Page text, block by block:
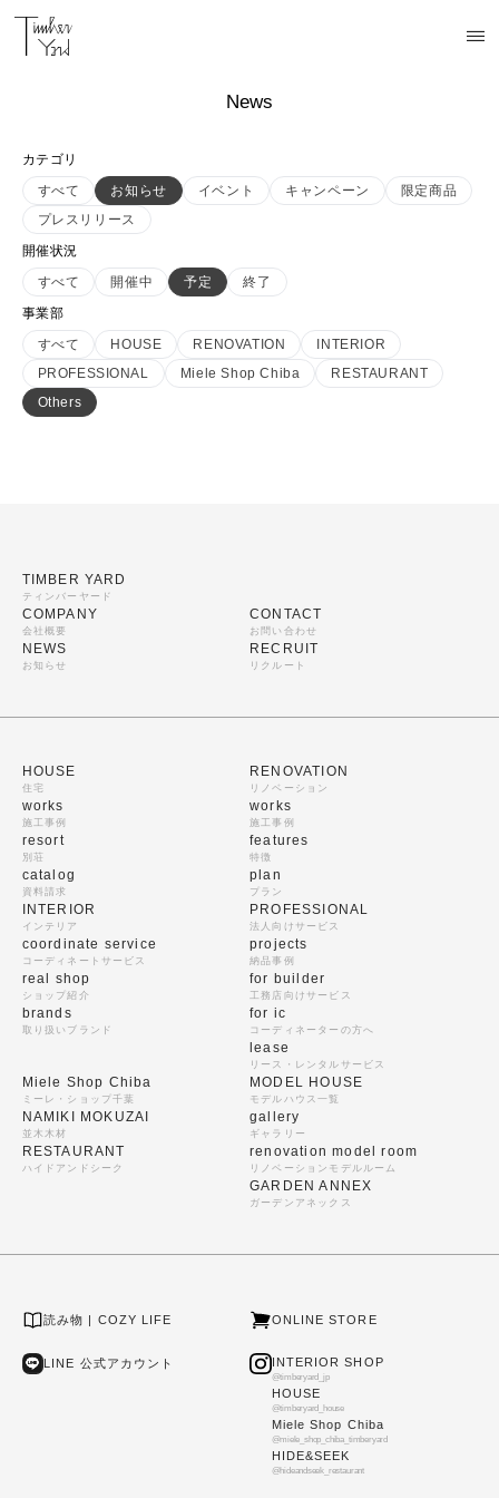
News
カテゴリ
すべて
お知らせ イベント キャンペーン
限定商品
プレスリリース
開催状況
すべて
開催中 予定
終了
事業部
すべて
HOUSE RENOVATION
INTERIOR
PROFESSIONAL
Miele Shop Chiba
RESTAURANT
Others
TIMBER YARD
ティンバーヤード
COMPANY
会社概要
NEWS
お知らせ
CONTACT
お問い合わせ
RECRUIT
リクルート
HOUSE
住宅
works
施工事例
resort
別荘
catalog
資料請求
RENOVATION
リノベーション
works
施工事例
features
特徴
plan
プラン
INTERIOR
インテリア
coordinate service
コーディネートサービス
real shop
ショップ紹介
brands
取り扱いブランド
PROFESSIONAL
法人向けサービス
projects
納品事例
for builder
工務店向けサービス
for ic
コーディネーターの方へ
lease
リース・レンタルサービス
Miele Shop Chiba
ミーレ・ショップ千葉
NAMIKI MOKUZAI
並木木材
RESTAURANT
ハイドアンドシーク
MODEL HOUSE
モデルハウス一覧
gallery
ギャラリー
renovation model room
リノベーションモデルルーム
GARDEN ANNEX
ガーデンアネックス
読み物 | COZY LIFE ONLINE STORE
LINE 公式アカウント INTERIOR SHOP
@timberyard_jp
HOUSE
@timberyard_house
Miele Shop Chiba
@miele_shop_chiba_timberyard
HIDE&SEEK
@hideandseek_restaurant